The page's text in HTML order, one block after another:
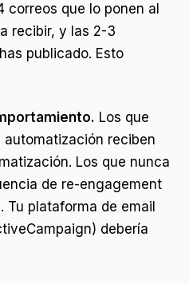
correos que lo ponen al
recibir, y las 2-3
publicado. Esto
Los que
reciben
Los que nunca
de re-engagement
Tu plataforma de email
debería